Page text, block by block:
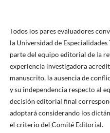
Todos los pares evaluadores
la Universidad de
parte del equipo editorial de la
experiencia investigadora
manuscrito, la ausencia de
y su independencia respecto al
decisión editorial final
adoptará considerando los
el criterio del Comité Editorial.